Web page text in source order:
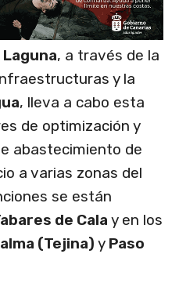
Laguna, a través de la
y la
, lleva a cabo esta
de optimización y
abastecimiento de
a varias zonas del
se están
de Cala y en los
(Tejina) y Paso